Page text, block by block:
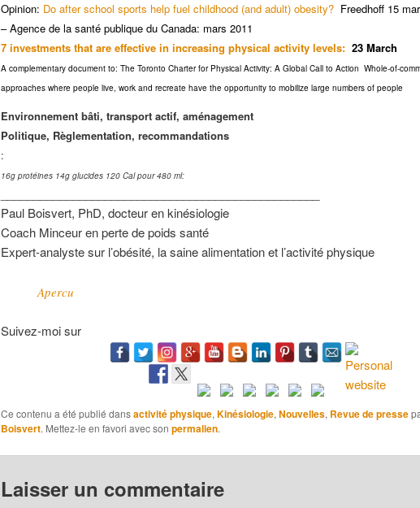
Opinion: Do after school sports help fuel childhood (and adult) obesity? Freedhoff 15
– Agence de la santé publique du Canada: mars 2011
7 investments that are effective in increasing physical activity levels: 23 March
A complementary document to: The Toronto Charter for Physical Activity: A Global Call to Action Whole-of-
approaches where people live, work and recreate have the opportunity to mobilize large numbers of people
Environnement bâti, transport actif, aménagement
Politique, Règlementation, recommandations
:
16g protéines 14g glucides 120 Cal pour 480 ml:
Paul Boisvert, PhD, docteur en kinésiologie
Coach Minceur en perte de poids santé
Expert-analyste sur l’obésité, la saine alimentation et l’activité physique
Apercu
Suivez-moi sur
Ce contenu a été publié dansactivité physique, Kinésiologie, Nouvelles, Revue de presse
Boisvert. Mettez-le en favori avec son permalien.
Laisser un commentaire